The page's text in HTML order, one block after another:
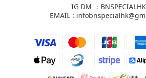
IG DM ：BNSPECIALHK
EMAIL :